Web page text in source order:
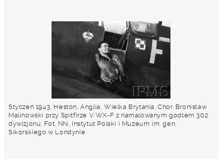
Styczeń 1943, Heston, Anglia, Wielka Brytania. Chor. Bronisław
Malinowski przy Spitfirze V WX-F z namalowanym godłem 302
dywizjonu. Fot. NN, Instytut Polski i Muzeum im. gen.
Sikorskiego w Londynie